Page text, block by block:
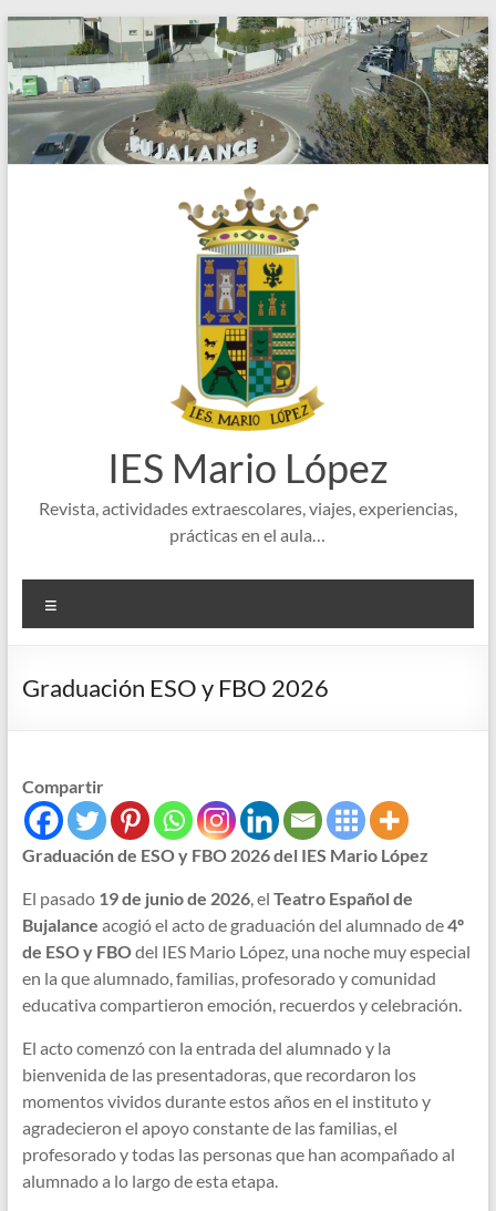
Saltar
al
contenido
IES Mario López
Revista, actividades extraescolares, viajes, experiencias,
prácticas en el aula…
Graduación ESO y FBO 2026
Compartir
Graduación de ESO y FBO 2026 del IES Mario López
El pasado 19 de junio de 2026, el Teatro Español de
Bujalance acogió el acto de graduación del alumnado de4º
de ESO y FBOdel IES Mario López, una noche muy especial
en la que alumnado, familias, profesorado y comunidad
educativa compartieron emoción, recuerdos y celebración.
El acto comenzó con la entrada del alumnado y la
bienvenida de las presentadoras, que recordaron los
momentos vividos durante estos años en el instituto y
agradecieron el apoyo constante de las familias, el
profesorado y todas las personas que han acompañado al
alumnado a lo largo de esta etapa.